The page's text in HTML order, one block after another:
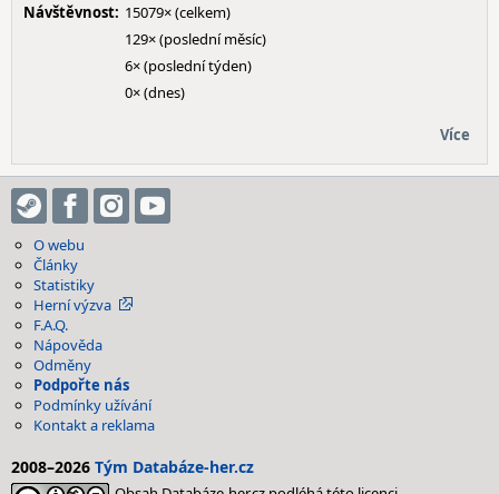
Návštěvnost: 15079× (celkem)
129× (poslední měsíc)
6× (poslední týden)
0× (dnes)
Více
O webu
Články
Statistiky
Herní výzva
F.A.Q.
Nápověda
Odměny
Podpořte nás
Podmínky užívání
Kontakt a reklama
2008–2026 Tým Databáze-her.cz